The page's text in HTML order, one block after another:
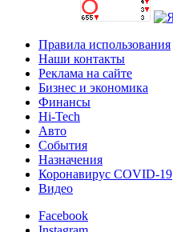
Правила использования
Наши контакты
Реклама на сайте
Бизнес и экономика
Финансы
Hi-Tech
Авто
События
Назначения
Коронавирус COVID-19
Видео
Facebook